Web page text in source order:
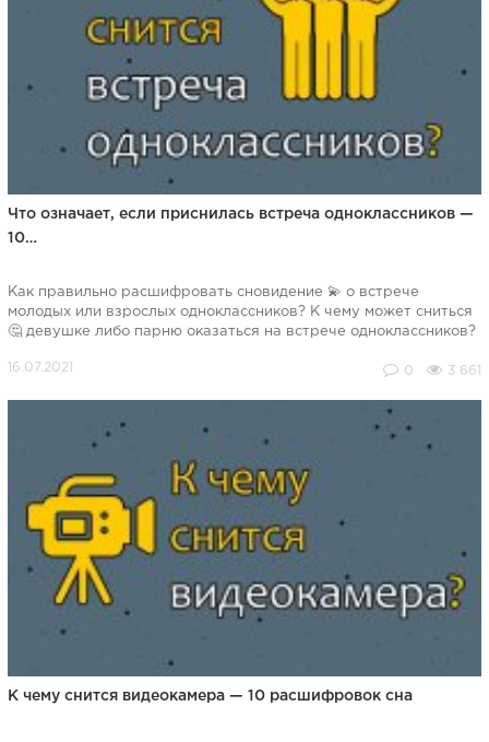
Что означает, если приснилась встреча одноклассников —
10…
Как правильно расшифровать сновидение 💫 о встрече
молодых или взрослых одноклассников? К чему может сниться
🤔 девушке либо парню оказаться на встрече одноклассников?
0 3 661
К чему снится видеокамера — 10 расшифровок сна